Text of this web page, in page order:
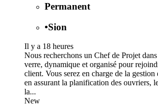
Permanent
•Sion
Il y a 18 heures
Nous recherchons un Chef de Projet
verre, dynamique et organisé pour
client. Vous serez en charge de la gestion
en assurant la planification des ouvriers,
la...
New